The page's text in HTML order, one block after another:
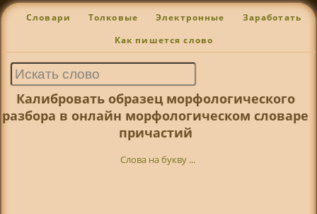
Словари Толковые Электронные Заработать
Как пишется слово
Калибровать образец морфологического
разбора в онлайн морфологическом словаре
причастий
Слова на букву ...